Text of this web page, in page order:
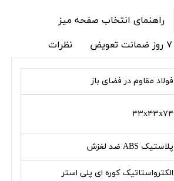
راهنمای انتخاب صفحه میز
۷ روز ضمانت تعویض نظرات
فولاد مقاوم در فضای باز
۴۳x۴۳x۷۴
پلاستیک ABS ضد لغزش
الکترواستاتیک کوره ای پلی استر